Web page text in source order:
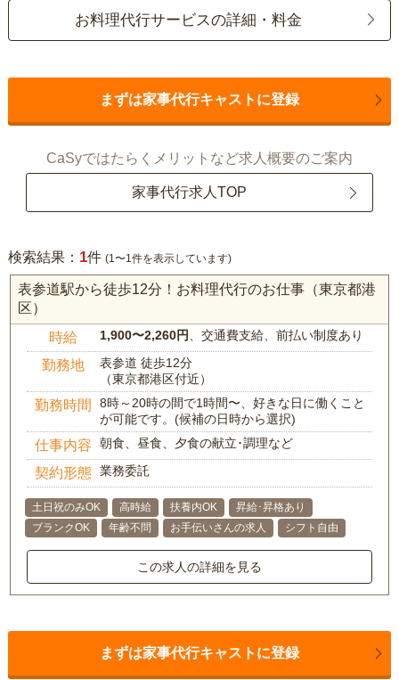
お料理代行サービスの詳細・料金
まずは家事代行キャストに登録
CaSyではたらくメリットなど求人概要のご案内
家事代行求人TOP
検索結果： 1件 (1〜1件を表示しています)
表参道駅から徒歩12分！お料理代行のお仕事（東京都港
区）
時給 1,900〜2,260円 、交通費支給、前払い制度あり
勤務地
表参道 徒歩12分
（東京都港区付近）
勤務時間
8時～20時の間で1時間〜、好きな日に働くこと
が可能です。(候補の日時から選択)
仕事内容 朝食、昼食、夕食の献立･調理など
契約形態 業務委託
土日祝のみOK 高時給 扶養内OK
昇給･昇格あり
ブランクOK
年齢不問 お手伝いさんの求人 シフト自由
この求人の詳細を見る
まずは家事代行キャストに登録